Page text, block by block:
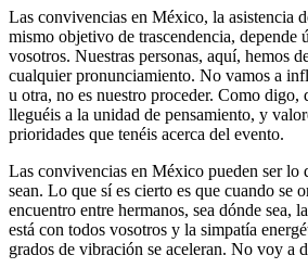
Las convivencias en México, la asistencia
mismo objetivo de trascendencia, depende
vosotros. Nuestras personas, aquí, hemos
cualquier pronunciamiento. No vamos a
u otra, no es nuestro proceder. Como digo,
lleguéis a la unidad de pensamiento, y
prioridades que tenéis acerca del evento.
Las convivencias en México pueden ser lo
sean. Lo que sí es cierto es que cuando se
encuentro entre hermanos, sea dónde sea,
está con todos vosotros y la simpatía
grados de vibración se aceleran. No voy a